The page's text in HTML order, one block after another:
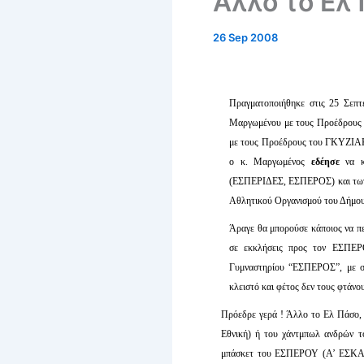
26 Sep 2008
Πραγματοποιήθηκε στις 25
Μαργωμένου με τους
με τους Προέδρους του
ο κ. Μαργωμένος εδέησενα
(ΕΣΠΕΡΙΔΕΣ, ΕΣΠΕΡΟΣ) και των
Αθλητικού Οργανισμού του
Άραγε θα μπορούσε κάποιος να
σε εκκλήσεις προς τον
Γυμναστηρίου “ΕΣΠΕΡΟΣ”, με
κλειστό και φέτος δεν τους
Πρόεδρε γερά ! Άλλο το Ελ Πάσο,
Εθνική) ή του χάντμπωλ
μπάσκετ του ΕΣΠΕΡΟΥ (Α’